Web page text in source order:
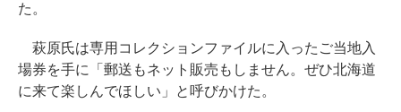
た。
萩原氏は専用コレクションファイルに入ったご当地入
場券を手に「郵送もネット販売もしません。ぜひ北海道
に来て楽しんでほしい」と呼びかけた。